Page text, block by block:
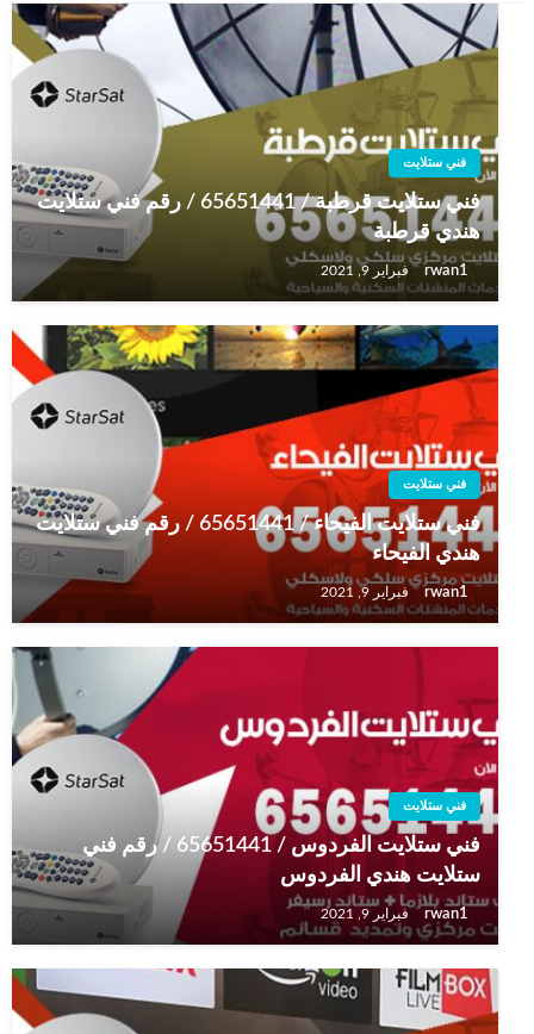
فني ستلايت
فني ستلايت قرطبة / 65651441 / رقم فني ستلايت
هندي قرطبة
rwan1 فبراير 9, 2021
فني ستلايت
فني ستلايت الفيحاء / 65651441 / رقم فني ستلايت
هندي الفيحاء
rwan1 فبراير 9, 2021
فني ستلايت
فني ستلايت الفردوس / 65651441 / رقم فني
ستلايت هندي الفردوس
rwan1 فبراير 9, 2021